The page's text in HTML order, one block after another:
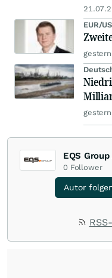
EUR/
EQS Group
0 Follower
Autor